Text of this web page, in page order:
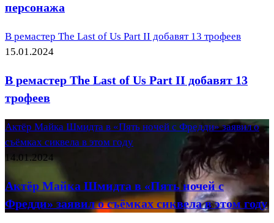
персонажа
В ремастер The Last of Us Part II добавят 13 трофеев
15.01.2024
В ремастер The Last of Us Part II добавят 13
трофеев
Актёр Майка Шмидта в «Пять ночей с Фредди» заявил о
съёмках сиквела в этом году
14.01.2024
Актёр Майка Шмидта в «Пять ночей с
Фредди» заявил о съёмках сиквела в этом году